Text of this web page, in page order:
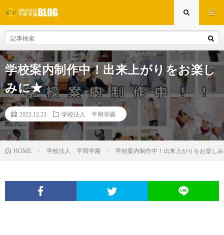
学校案内制作中！出来上がりをお楽し
みに★
2022.12.23 学校法人 平岡学園
HOME 学校法人 平岡学園 学校案内制作中！出来上がりをお楽し